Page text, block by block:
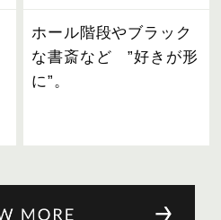
ホール階段やブラック
な書斎など ”好きが形
に”。